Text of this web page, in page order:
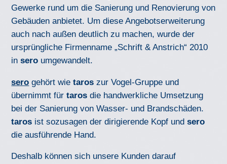
Gewerke rund um die Sanierung und Renovierung von
Gebäuden anbietet. Um diese Angebotserweiterung
auch nach außen deutlich zu machen, wurde der
ursprüngliche Firmenname „Schrift & Anstrich“ 2010
insero umgewandelt.
sero gehört wietaros zur Vogel-Gruppe und
übernimmt fürtaros die handwerkliche Umsetzung
bei der Sanierung von Wasser- und Brandschäden.
taros ist sozusagen der dirigierende Kopf undsero
die ausführende Hand.
Deshalb können sich unsere Kunden darauf